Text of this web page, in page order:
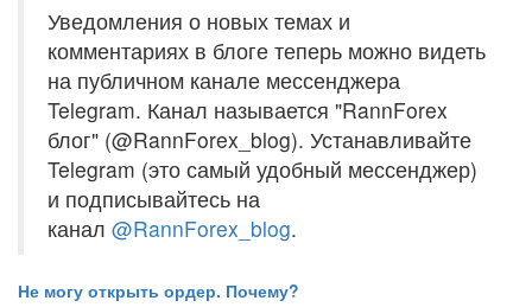
Уведомления о новых темах и
комментариях в блоге теперь можно видеть
на публичном канале мессенджера
Telegram. Канал называется "RannForex
блог" (@RannForex_blog). Устанавливайте
Telegram (это самый удобный мессенджер)
и подписывайтесь на
канал @RannForex_blog.
Не могу открыть ордер. Почему?